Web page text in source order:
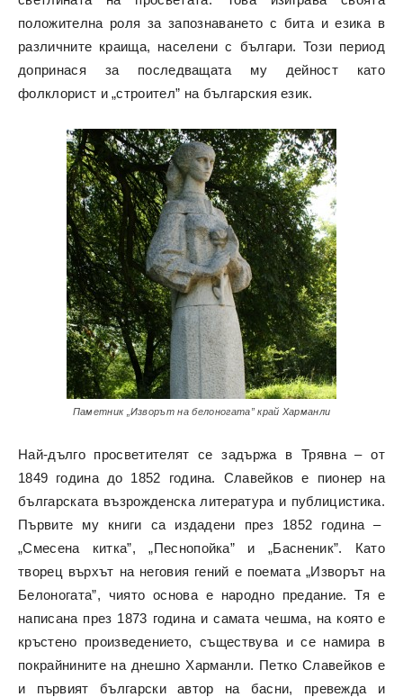
положителна роля за запознаването с бита и езика в
различните краища, населени с българи. Този период
допринася за последващата му дейност като
фолклорист и „строител” на българския език.
Паметник „Изворът на белоногата” край Харманли
Най-дълго просветителят се задържа в Трявна – от
1849 година до 1852 година. Славейков е пионер на
българската възрожденска литература и публицистика.
Първите му книги са издадени през 1852 година –
„Смесена китка”, „Песнопойка” и „Басненик”. Като
творец върхът на неговия гений е поемата „Изворът на
Белоногата”, чиято основа е народно предание. Тя е
написана през 1873 година и самата чешма, на която е
кръстено произведението, съществува и се намира в
покрайнините на днешно Харманли. Петко Славейков е
и първият български автор на басни, превежда и